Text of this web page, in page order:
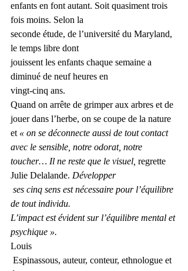
enfants en font autant. Soit quasiment trois
fois moins. Selon la
­seconde étude, de l’université du Maryland,
le temps ­libre dont
jouissent les enfants chaque semaine a
diminué de neuf heures en
vingt-cinq ans.
Quand on arrête de grimper aux arbres et de
jouer dans l’herbe, on se coupe de la nature
et « on se déconnecte aussi de tout contact
avec le sensible, notre odorat, notre
toucher… Il ne reste que le visuel, regrette
Julie Delalande. ­Développer
de tout individu.
L’impact est évident sur l’équilibre mental et
psychique ».
Louis